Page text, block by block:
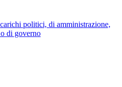
politici, di amministrazione,
di governo